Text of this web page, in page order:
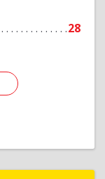
28